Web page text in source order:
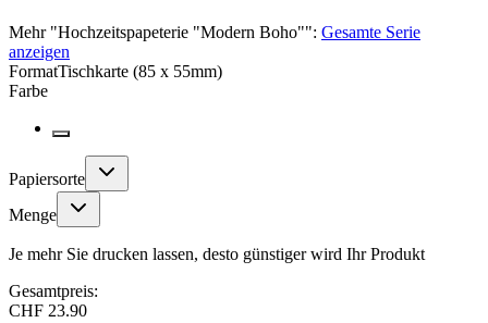
Mehr"Hochzeitspapeterie "Modern Boho"": Gesamte Serie
anzeigen
FormatTischkarte (85 x 55mm)
Farbe
Papiersorte
Menge
Je mehr Sie drucken lassen, desto günstiger wird Ihr Produkt
Gesamtpreis:
CHF 23.90